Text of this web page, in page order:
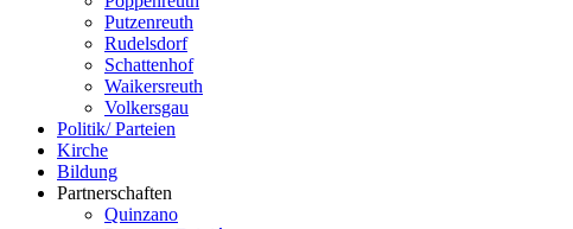
Putzenreuth
Rudelsdorf
Schattenhof
Waikersreuth
Volkersgau
Politik/ Parteien
Kirche
Bildung
Partnerschaften
Quinzano